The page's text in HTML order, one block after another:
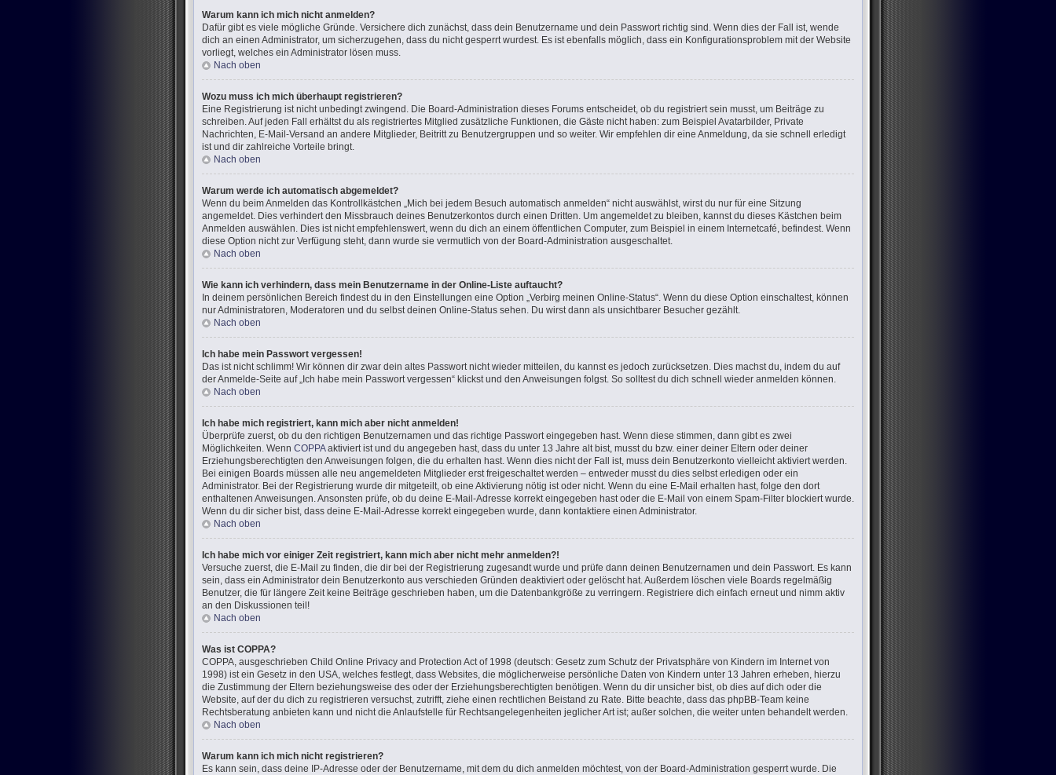
Warum kann ich mich nicht anmelden?
Dafür gibt es viele mögliche Gründe. Versichere dich zunächst, dass dein Benutzername und dein Passwort richtig sind. Wenn dies der Fall ist, wende
dich an einen Administrator, um sicherzugehen, dass du nicht gesperrt wurdest. Es ist ebenfalls möglich, dass ein Konfigurationsproblem mit der Website
vorliegt, welches ein Administrator lösen muss.
Nach oben
Wozu muss ich mich überhaupt registrieren?
Eine Registrierung ist nicht unbedingt zwingend. Die Board-Administration dieses Forums entscheidet, ob du registriert sein musst, um Beiträge zu
schreiben. Auf jeden Fall erhältst du als registriertes Mitglied zusätzliche Funktionen, die Gäste nicht haben: zum Beispiel Avatarbilder, Private
Nachrichten, E-Mail-Versand an andere Mitglieder, Beitritt zu Benutzergruppen und so weiter. Wir empfehlen dir eine Anmeldung, da sie schnell erledigt
ist und dir zahlreiche Vorteile bringt.
Nach oben
Warum werde ich automatisch abgemeldet?
Wenn du beim Anmelden das Kontrollkästchen „Mich bei jedem Besuch automatisch anmelden“ nicht auswählst, wirst du nur für eine Sitzung
angemeldet. Dies verhindert den Missbrauch deines Benutzerkontos durch einen Dritten. Um angemeldet zu bleiben, kannst du dieses Kästchen beim
Anmelden auswählen. Dies ist nicht empfehlenswert, wenn du dich an einem öffentlichen Computer, zum Beispiel in einem Internetcafé, befindest. Wenn
diese Option nicht zur Verfügung steht, dann wurde sie vermutlich von der Board-Administration ausgeschaltet.
Nach oben
Wie kann ich verhindern, dass mein Benutzername in der Online-Liste auftaucht?
In deinem persönlichen Bereich findest du in den Einstellungen eine Option „Verbirg meinen Online-Status“. Wenn du diese Option einschaltest, können
nur Administratoren, Moderatoren und du selbst deinen Online-Status sehen. Du wirst dann als unsichtbarer Besucher gezählt.
Nach oben
Ich habe mein Passwort vergessen!
Das ist nicht schlimm! Wir können dir zwar dein altes Passwort nicht wieder mitteilen, du kannst es jedoch zurücksetzen. Dies machst du, indem du auf
der Anmelde-Seite auf „Ich habe mein Passwort vergessen“ klickst und den Anweisungen folgst. So solltest du dich schnell wieder anmelden können.
Nach oben
Ich habe mich registriert, kann mich aber nicht anmelden!
Überprüfe zuerst, ob du den richtigen Benutzernamen und das richtige Passwort eingegeben hast. Wenn diese stimmen, dann gibt es zwei
Möglichkeiten. Wenn COPPAaktiviert ist und du angegeben hast, dass du unter 13 Jahre alt bist, musst du bzw. einer deiner Eltern oder deiner
Erziehungsberechtigten den Anweisungen folgen, die du erhalten hast. Wenn dies nicht der Fall ist, muss dein Benutzerkonto vielleicht aktiviert werden.
Bei einigen Boards müssen alle neu angemeldeten Mitglieder erst freigeschaltet werden – entweder musst du dies selbst erledigen oder ein
Administrator. Bei der Registrierung wurde dir mitgeteilt, ob eine Aktivierung nötig ist oder nicht. Wenn du eine E-Mail erhalten hast, folge den dort
enthaltenen Anweisungen. Ansonsten prüfe, ob du deine E-Mail-Adresse korrekt eingegeben hast oder die E-Mail von einem Spam-Filter blockiert wurde.
Wenn du dir sicher bist, dass deine E-Mail-Adresse korrekt eingegeben wurde, dann kontaktiere einen Administrator.
Nach oben
Ich habe mich vor einiger Zeit registriert, kann mich aber nicht mehr anmelden?!
Versuche zuerst, die E-Mail zu finden, die dir bei der Registrierung zugesandt wurde und prüfe dann deinen Benutzernamen und dein Passwort. Es kann
sein, dass ein Administrator dein Benutzerkonto aus verschieden Gründen deaktiviert oder gelöscht hat. Außerdem löschen viele Boards regelmäßig
Benutzer, die für längere Zeit keine Beiträge geschrieben haben, um die Datenbankgröße zu verringern. Registriere dich einfach erneut und nimm aktiv
an den Diskussionen teil!
Nach oben
Was ist COPPA?
COPPA, ausgeschrieben Child Online Privacy and Protection Act of 1998 (deutsch: Gesetz zum Schutz der Privatsphäre von Kindern im Internet von
1998) ist ein Gesetz in den USA, welches festlegt, dass Websites, die möglicherweise persönliche Daten von Kindern unter 13 Jahren erheben, hierzu
die Zustimmung der Eltern beziehungsweise des oder der Erziehungsberechtigten benötigen. Wenn du dir unsicher bist, ob dies auf dich oder die
Website, auf der du dich zu registrieren versuchst, zutrifft, ziehe einen rechtlichen Beistand zu Rate. Bitte beachte, dass das phpBB-Team keine
Rechtsberatung anbieten kann und nicht die Anlaufstelle für Rechtsangelegenheiten jeglicher Art ist; außer solchen, die weiter unten behandelt werden.
Nach oben
Warum kann ich mich nicht registrieren?
Es kann sein, dass deine IP-Adresse oder der Benutzername, mit dem du dich anmelden möchtest, von der Board-Administration gesperrt wurde. Die